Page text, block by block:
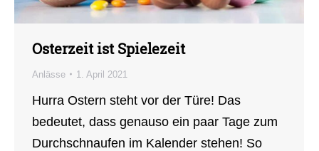
Osterzeit ist Spielezeit
Anlässe 1. April 2021
Hurra Ostern steht vor der Türe! Das
bedeutet, dass genauso ein paar Tage zum
Durchschnaufen im Kalender stehen! So